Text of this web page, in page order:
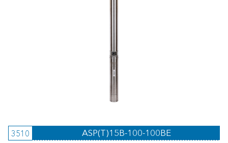
3510 ASP(T)15B-100-100BE